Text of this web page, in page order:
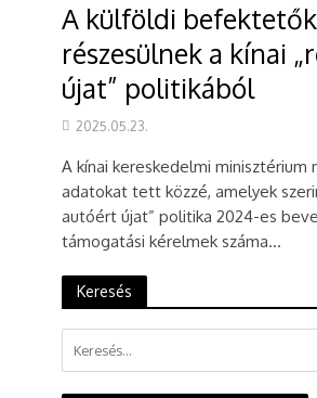
A külföldi
részesülnek a kínai
újat” politikából
2025.05.23.
A kínai kereskedelmi minisztérium
adatokat tett közzé, amelyek
autóért újat” politika 2024-es
támogatási kérelmek száma...
Keresés